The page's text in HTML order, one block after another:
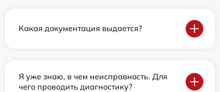
Какая документация выдается?
Я уже знаю, в чем неисправность. Для
чего проводить диагностику?